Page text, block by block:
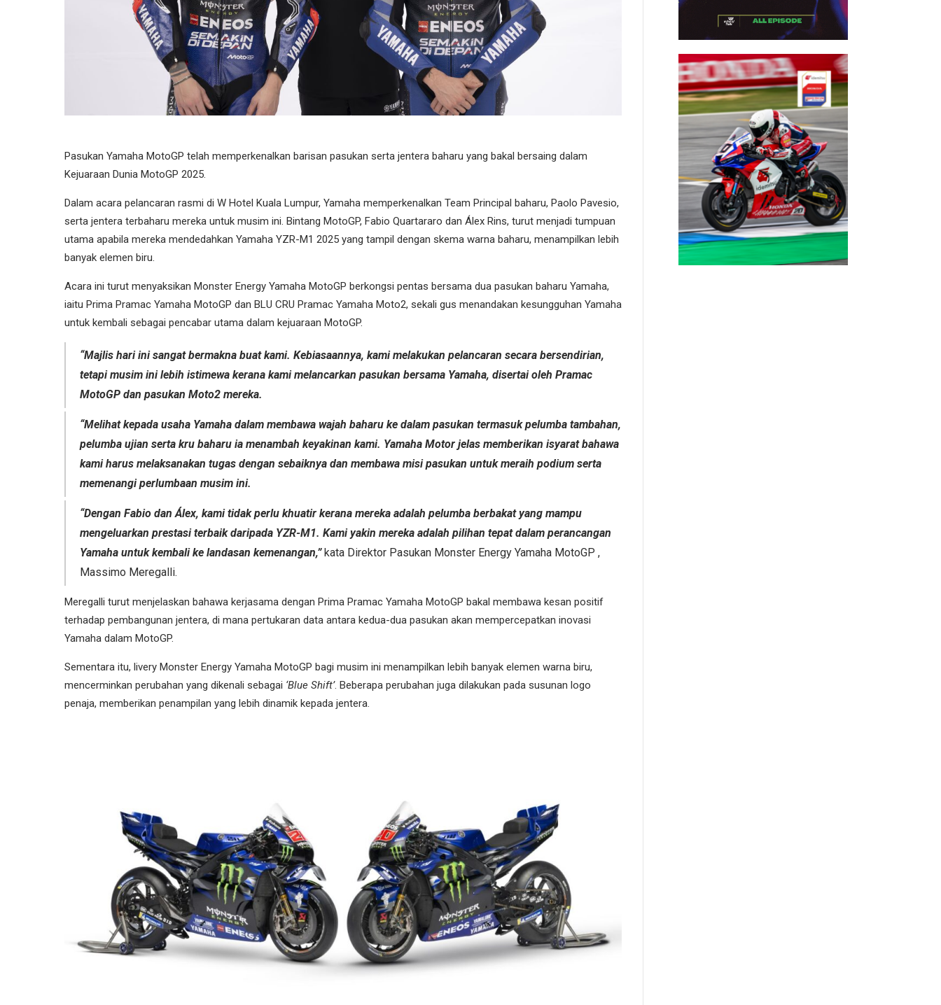
Pasukan Yamaha MotoGP telah memperkenalkan barisan pasukan serta jentera baharu yang bakal bersaing dalam
Kejuaraan Dunia MotoGP 2025.
Dalam acara pelancaran rasmi di W Hotel Kuala Lumpur, Yamaha memperkenalkan Team Principal baharu, Paolo Pavesio,
serta jentera terbaharu mereka untuk musim ini. Bintang MotoGP, Fabio Quartararo dan Álex Rins, turut menjadi tumpuan
utama apabila mereka mendedahkan Yamaha YZR-M1 2025 yang tampil dengan skema warna baharu, menampilkan lebih
banyak elemen biru.
Acara ini turut menyaksikan Monster Energy Yamaha MotoGP berkongsi pentas bersama dua pasukan baharu Yamaha,
iaitu Prima Pramac Yamaha MotoGP dan BLU CRU Pramac Yamaha Moto2, sekali gus menandakan kesungguhan Yamaha
untuk kembali sebagai pencabar utama dalam kejuaraan MotoGP.
“Majlis hari ini sangat bermakna buat kami. Kebiasaannya, kami melakukan pelancaran secara bersendirian,
tetapi musim ini lebih istimewa kerana kami melancarkan pasukan bersama Yamaha, disertai oleh Pramac
MotoGP dan pasukan Moto2 mereka.
“Melihat kepada usaha Yamaha dalam membawa wajah baharu ke dalam pasukan termasuk pelumba tambahan,
pelumba ujian serta kru baharu ia menambah keyakinan kami. Yamaha Motor jelas memberikan isyarat bahawa
kami harus melaksanakan tugas dengan sebaiknya dan membawa misi pasukan untuk meraih podium serta
memenangi perlumbaan musim ini.
“Dengan Fabio dan Álex, kami tidak perlu khuatir kerana mereka adalah pelumba berbakat yang mampu
mengeluarkan prestasi terbaik daripada YZR-M1. Kami yakin mereka adalah pilihan tepat dalam perancangan
Yamaha untuk kembali ke landasan kemenangan,”kata Direktor Pasukan Monster Energy Yamaha MotoGP ,
Massimo Meregalli.
Meregalli turut menjelaskan bahawa kerjasama dengan Prima Pramac Yamaha MotoGP bakal membawa kesan positif
terhadap pembangunan jentera, di mana pertukaran data antara kedua-dua pasukan akan mempercepatkan inovasi
Yamaha dalam MotoGP.
Sementara itu, livery Monster Energy Yamaha MotoGP bagi musim ini menampilkan lebih banyak elemen warna biru,
mencerminkan perubahan yang dikenali sebagai ‘Blue Shift’. Beberapa perubahan juga dilakukan pada susunan logo
penaja, memberikan penampilan yang lebih dinamik kepada jentera.